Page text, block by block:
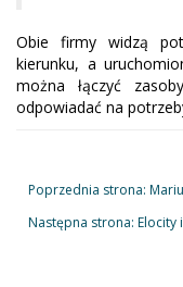
Obie firmy widzą
kierunku, a
można łączyć
odpowiadać na
Poprzednia strona:
Następna strona: Elocity